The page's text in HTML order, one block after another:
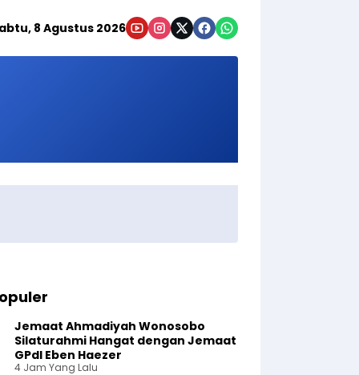
8 Agustus 2026
Jemaat Ahmadiyah Wonosobo
Silaturahmi Hangat dengan Jemaat
GPdI Eben Haezer
4 Jam Yang Lalu